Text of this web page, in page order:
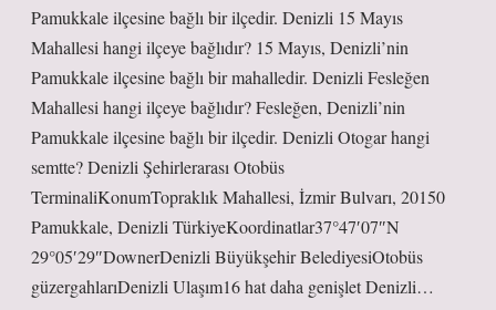
Pamukkale ilçesine bağlı bir ilçedir. Denizli 15 Mayıs
Mahallesi hangi ilçeye bağlıdır? 15 Mayıs, Denizli’nin
Pamukkale ilçesine bağlı bir mahalledir. Denizli Fesleğen
Mahallesi hangi ilçeye bağlıdır? Fesleğen, Denizli’nin
Pamukkale ilçesine bağlı bir ilçedir. Denizli Otogar hangi
semtte? Denizli Şehirlerarası Otobüs
TerminaliKonumTopraklık Mahallesi, İzmir Bulvarı, 20150
Pamukkale, Denizli TürkiyeKoordinatlar37°47′07″N
29°05′29″DownerDenizli Büyükşehir BelediyesiOtobüs
güzergahlarıDenizli Ulaşım16 hat daha genişlet Denizli…